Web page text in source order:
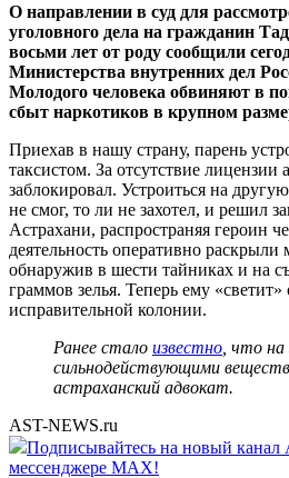
О направлении в суд для
уголовного дела на гражданин
восьми лет от роду сообщили
Министерства внутренних дел
Молодого человека обвиняют в
сбыт наркотиков в крупном
Приехав в нашу страну, парень
таксистом. За отсутствие лицензии
заблокировал. Устроиться на
не смог, то ли не захотел, и решил
Астрахани, распространяя героин
деятельность оперативно
обнаружив в шести тайниках и на
граммов зелья. Теперь ему «светит»
исправительной колонии.
Ранее стало известно , что на
сильнодействующими
астраханский адвокат.
AST-NEWS.ru
Подписывайтесь на новый канал
мессенджере MAX!